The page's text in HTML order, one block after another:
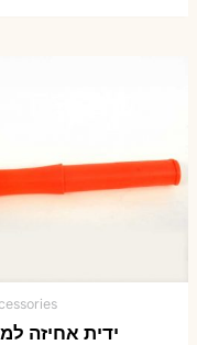
ידית אחיזה